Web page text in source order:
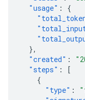
"usage" :
{
},
"created" :
"steps" :
[
{
"type" :